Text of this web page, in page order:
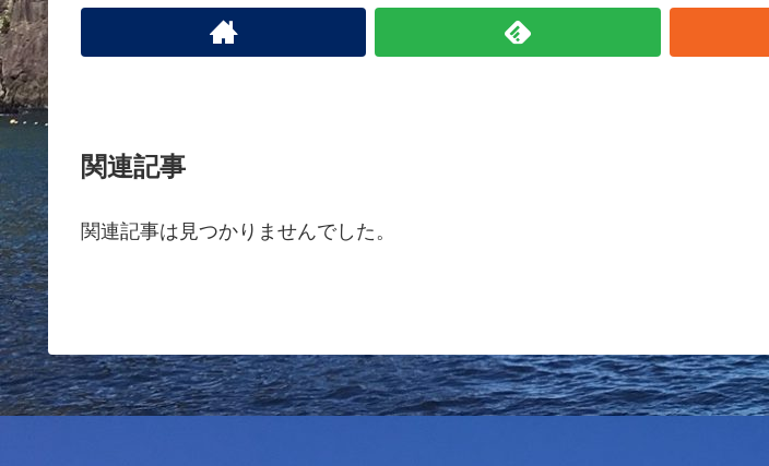
関連記事
関連記事は見つかりませんでした。